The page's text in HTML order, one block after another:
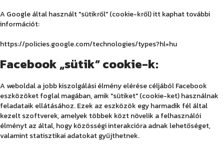
A Google által használt "sütikről" (cookie-kről) itt kaphat további
információt:
https://policies.google.com/technologies/types?hl=hu
Facebook „sütik” cookie-k:
A weboldal a jobb kiszolgálási élmény elérése céljából Facebook
eszközöket foglal magában, amik "sütiket" (cookie-ket) használnak
feladataik ellátásához. Ezek az eszközök egy harmadik fél által
kezelt szoftverek, amelyek többek közt növelik a felhasználói
élményt az által, hogy közösségi interakcióra adnak lehetőséget,
valamint statisztikai adatokat gyűjthetnek.